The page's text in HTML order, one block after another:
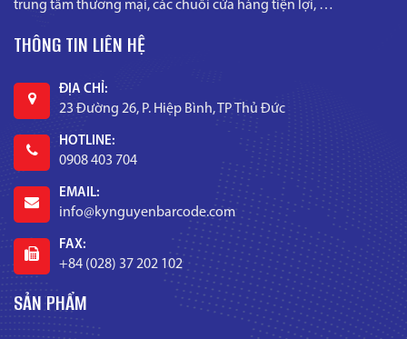
trung tâm thương mại, các chuỗi cửa hàng tiện lợi, …
THÔNG TIN LIÊN HỆ
ĐỊA CHỈ:
23 Đường 26, P. Hiệp Bình, TP Thủ Đức
HOTLINE:
0908 403 704
EMAIL:
info@kynguyenbarcode.com
FAX:
+84 (028) 37 202 102
SẢN PHẨM